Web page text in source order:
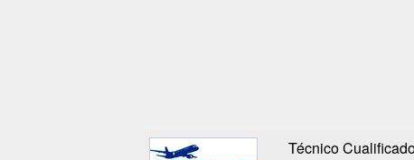
Técnico